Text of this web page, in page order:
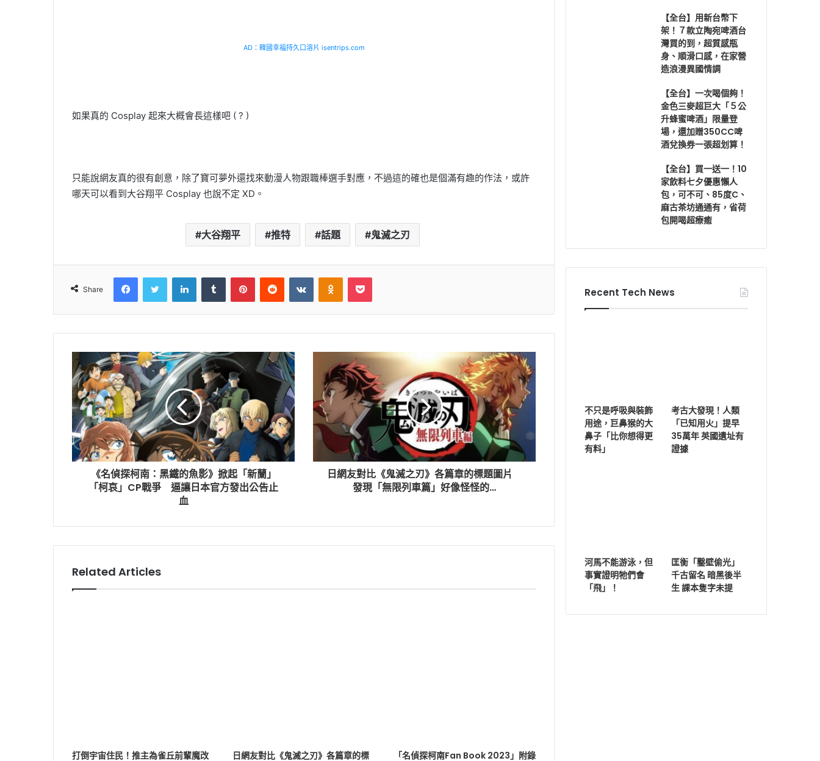
AD：韓國幸福持久口溶片 isentrips.com
如果真的 Cosplay 起來大概會長這樣吧 ( ? )
只能說網友真的很有創意，除了寶可夢外還找來動漫人物跟職棒選手對應，不過這的確也是個滿有趣的作法，或許
哪天可以看到大谷翔平 Cosplay 也說不定 XD。
大谷翔平 推特 話題 鬼滅之刃
Share
FacebookTwitter LinkedInTumblr PinterestReddit VKontakteOdnoklassniki
Pocket
《名偵探柯南：黑鐵的魚影》掀起「新蘭」
「柯哀」CP戰爭 逼讓日本官方發出公告止
血
日網友對比《鬼滅之刃》各篇章的標題圖片
發現「無限列車篇」好像怪怪的…
Related Articles
打倒宇宙住民！推主為雀丘前輩魔改
日網友對比《鬼滅之刃》各篇章的標
「名偵探柯南Fan Book 2023」附錄
【全台】用新台幣下
架！７款立陶宛啤酒台
灣買的到，超質感瓶
身、順滑口感，在家營
造浪漫異國情調
【全台】一次喝個夠！
金色三麥超巨大「５公
升蜂蜜啤酒」限量登
場，還加贈350CC啤
酒兌換券一張超划算！
【全台】買一送一！10
家飲料七夕優惠懶人
包，可不可、85度C、
麻古茶坊通通有，省荷
包開喝超療癒
Recent Tech News
不只是呼吸與裝飾
用途，巨鼻猴的大
鼻子「比你想得更
有料」
考古大發現！人類
「已知用火」提早
35萬年 英國遺址有
證據
河馬不能游泳，但
事實證明牠們會
「飛」！
匡衡「鑿壁偷光」
千古留名 暗黑後半
生 課本隻字未提